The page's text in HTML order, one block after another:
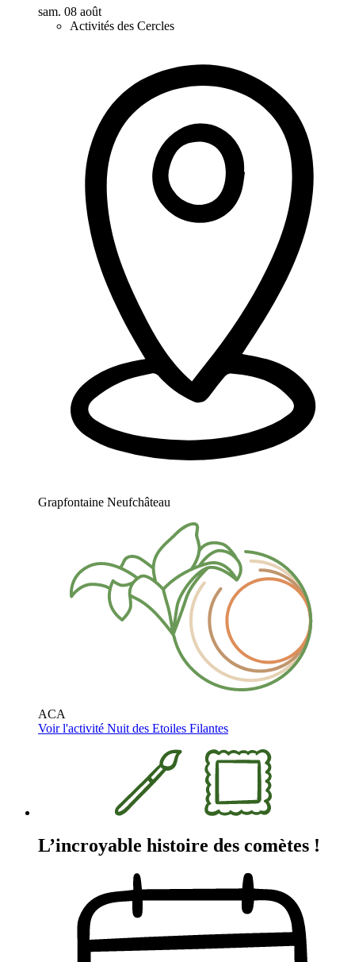
sam. 08 août
Activités des Cercles
Grapfontaine Neufchâteau
ACA
Voir l'activité Nuit des Etoiles Filantes
L’incroyable histoire des comètes !